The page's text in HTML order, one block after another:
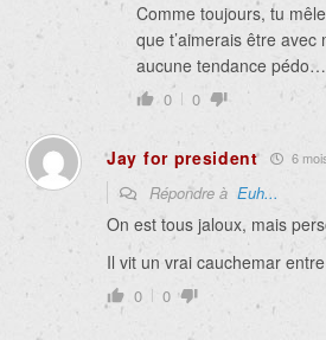
Comme toujours, tu
que t’aimerais être avec
aucune tendance pédo…
0 0
Jay for president 6
Répondre à Euh...
On est tous jaloux, mais
Il vit un vrai cauchemar
0 0